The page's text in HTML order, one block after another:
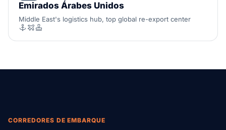
Emirados Árabes Unidos
Middle East's logistics hub, top global re-export center
CORREDORES DE EMBARQUE